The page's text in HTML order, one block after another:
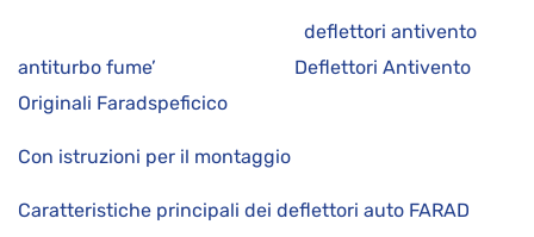
deflettori antivento
antiturbo fume’ Deflettori Antivento
Originali Faradspeficico
Con istruzioni per il montaggio
Caratteristiche principali dei deflettori auto FARAD